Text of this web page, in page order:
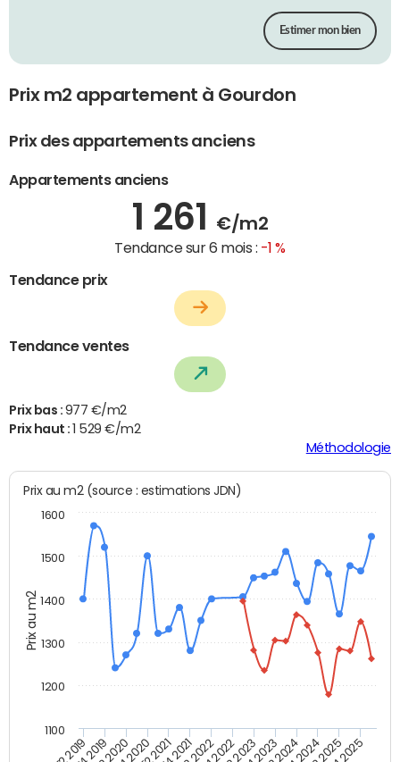
Estimer mon bien
Prix m2 appartement à Gourdon
Prix des appartements anciens
Appartements anciens
1 261 €/m2
Tendance sur 6 mois : -1 %
Tendance prix
Tendance ventes
Prix bas : 977 €/m2
Prix haut :1 529 €/m2
Méthodologie
Prix au m2
Prix au m2 (source : estimations JDN)
T2 2019T4 2019 T2 2021T4 2021
1100
1200
1300
1400
1500
1600